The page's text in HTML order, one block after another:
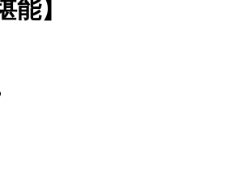
能】